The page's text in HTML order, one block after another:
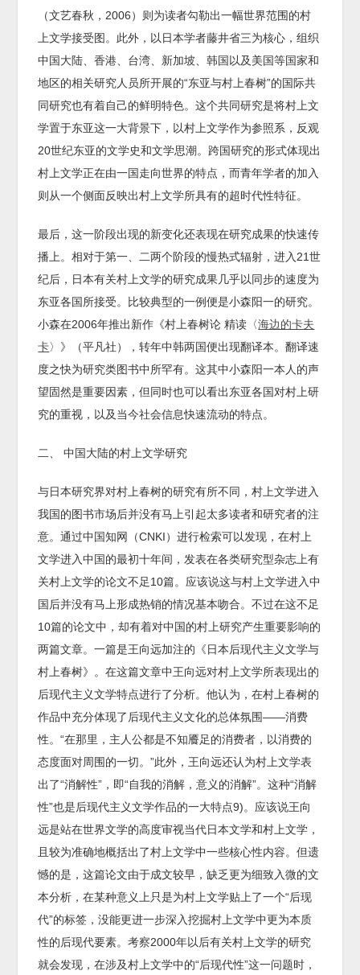
（文艺春秋，2006）则为读者勾勒出一幅世界范围的村
上文学接受图。此外，以日本学者藤井省三为核心，组织
中国大陆、香港、台湾、新加坡、韩国以及美国等国家和
地区的相关研究人员所开展的“东亚与村上春树”的国际共
同研究也有着自己的鲜明特色。这个共同研究是将村上文
学置于东亚这一大背景下，以村上文学作为参照系，反观
20世纪东亚的文学史和文学思潮。跨国研究的形式体现出
村上文学正在由一国走向世界的特点，而青年学者的加入
则从一个侧面反映出村上文学所具有的超时代性特征。
最后，这一阶段出现的新变化还表现在研究成果的快速传
播上。相对于第一、二两个阶段的慢热式辐射，进入21世
纪后，日本有关村上文学的研究成果几乎以同步的速度为
东亚各国所接受。比较典型的一例便是小森阳一的研究。
小森在2006年推出新作《村上春树论 精读〈海边的卡夫
卡〉》（平凡社），转年中韩两国便出现翻译本。翻译速
度之快为研究类图书中所罕有。这其中小森阳一本人的声
望固然是重要因素，但同时也可以看出东亚各国对村上研
究的重视，以及当今社会信息快速流动的特点。
二、 中国大陆的村上文学研究
与日本研究界对村上春树的研究有所不同，村上文学进入
我国的图书市场后并没有马上引起太多读者和研究者的注
意。通过中国知网（CNKI）进行检索可以发现，在村上
文学进入中国的最初十年间，发表在各类研究型杂志上有
关村上文学的论文不足10篇。应该说这与村上文学进入中
国后并没有马上形成热销的情况基本吻合。不过在这不足
10篇的论文中，却有着对中国的村上研究产生重要影响的
两篇文章。一篇是王向远加注的《日本后现代主义文学与
村上春树》。在这篇文章中王向远对村上文学所表现出的
后现代主义文学特点进行了分析。他认为，在村上春树的
作品中充分体现了后现代主义文化的总体氛围——消费
性。“在那里，主人公都是不知餍足的消费者，以消费的
态度面对周围的一切。”此外，王向远还认为村上文学表
出了“消解性”，即“自我的消解，意义的消解”。这种“消解
性”也是后现代主义文学作品的一大特点9)。应该说王向
远是站在世界文学的高度审视当代日本文学和村上文学，
且较为准确地概括出了村上文学中一些核心性内容。但遗
憾的是，这篇论文由于成文较早，缺乏更为细致入微的文
本分析，在某种意义上只是为村上文学贴上了一个“后现
代”的标签，没能更进一步深入挖掘村上文学中更为本质
性的后现代要素。考察2000年以后有关村上文学的研究
就会发现，在涉及村上文学中的“后现代性”这一问题时，